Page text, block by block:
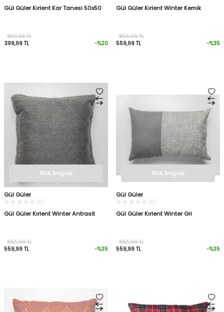
Gül Güler Kırlent Kar Tanesi 50x50
399,99 TL
499,00TL
-%20
Gül Güler Kırlent Winter Kemik
559,99 TL
855,00TL
-%35
Stok Sorgula
Gül Güler
(0)
Gül Güler Kırlent Winter Antrasit
559,99 TL
855,00TL
-%35
Stok Sorgula
Gül Güler
(0)
Gül Güler Kırlent Winter Gri
559,99 TL
855,00TL
-%35